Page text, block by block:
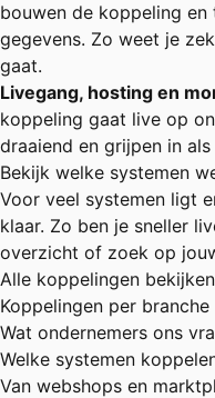
bouwen de koppeling
gegevens. Zo weet je
gaat.
Livegang, hosting en
koppeling gaat live op
draaiend en grijpen in
Bekijk welke systemen
Voor veel systemen ligt
klaar. Zo ben je sneller
overzicht of zoek op
Alle koppelingen bekijken
Koppelingen per branche
Wat ondernemers ons
Welke systemen
Van webshops en